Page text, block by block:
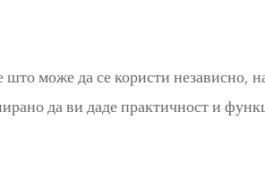
може да се користи независно,
да ви даде практичност и